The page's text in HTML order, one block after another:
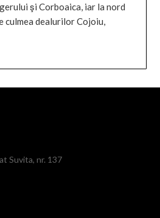
şi Corboaica, iar la nord
culmea dealurilor Cojoiu,
Suvita, nr. 137